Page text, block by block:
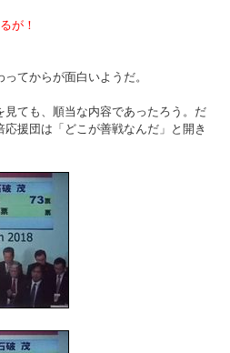
が！
てからが面白いようだ。
ても、順当な内容であったろう。だ
援団は「どこが善戦なんだ」と開き